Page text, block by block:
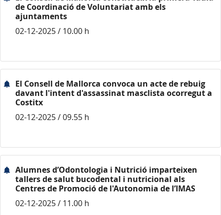
de Coordinació de Voluntariat amb els
ajuntaments
02-12-2025 / 10.00 h
El Consell de Mallorca convoca un acte de rebuig
davant l'intent d'assassinat masclista ocorregut a
Costitx
02-12-2025 / 09.55 h
Alumnes d’Odontologia i Nutrició imparteixen
tallers de salut bucodental i nutricional als
Centres de Promoció de l'Autonomia de l’IMAS
02-12-2025 / 11.00 h